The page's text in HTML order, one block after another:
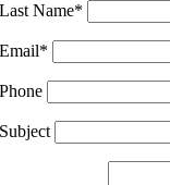
Last Name*
Email*
Phone
Subject